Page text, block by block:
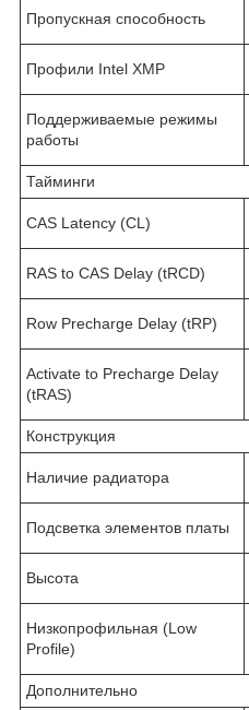
Пропускная способность
Профили Intel XMP
Поддерживаемые режимы
работы
Тайминги
CAS Latency (CL)
RAS to CAS Delay (tRCD)
Row Precharge Delay (tRP)
Activate to Precharge Delay
(tRAS)
Конструкция
Наличие радиатора
Подсветка элементов платы
Высота
Низкопрофильная (Low
Profile)
Дополнительно